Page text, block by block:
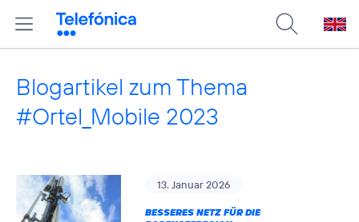
Blogartikel zum Thema
#Ortel_Mobile 2023
13. Januar 2026
BESSERES NETZ FÜR DIE